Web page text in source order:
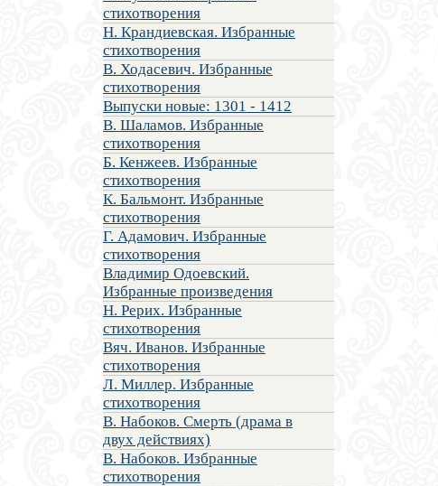
стихотворения
Н. Крандиевская. Избранные
стихотворения
В. Ходасевич. Избранные
стихотворения
Выпуски новые: 1301 - 1412
В. Шаламов. Избранные
стихотворения
Б. Кенжеев. Избранные
стихотворения
К. Бальмонт. Избранные
стихотворения
Г. Адамович. Избранные
стихотворения
Владимир Одоевский.
Избранные произведения
Н. Рерих. Избранные
стихотворения
Вяч. Иванов. Избранные
стихотворения
Л. Миллер. Избранные
стихотворения
В. Набоков. Смерть (драма в
двух действиях)
В. Набоков. Избранные
стихотворения